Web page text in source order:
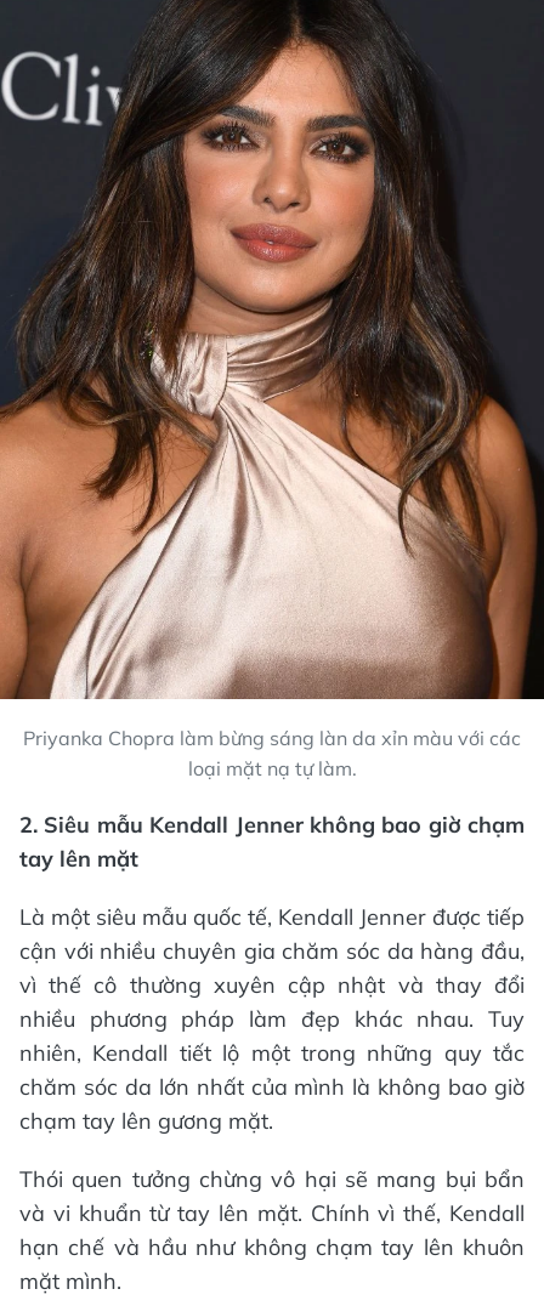
Priyanka Chopra làm bừng sáng làn da xỉn màu với các
loại mặt nạ tự làm.
2. Siêu mẫu Kendall Jenner không bao giờ chạm
tay lên mặt
cận với nhiều chuyên gia chăm sóc da hàng đầu,
vì thế cô thường xuyên cập nhật và thay đổi
nhiều phương pháp làm đẹp khác nhau. Tuy
nhiên, Kendall tiết lộ một trong những quy tắc
chăm sóc da lớn nhất của mình là không bao giờ
và vi khuẩn từ tay lên mặt. Chính vì thế, Kendall
hạn chế và hầu như không chạm tay lên khuôn
mặt mình.